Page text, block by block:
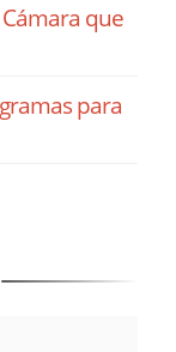
Cámara que
para